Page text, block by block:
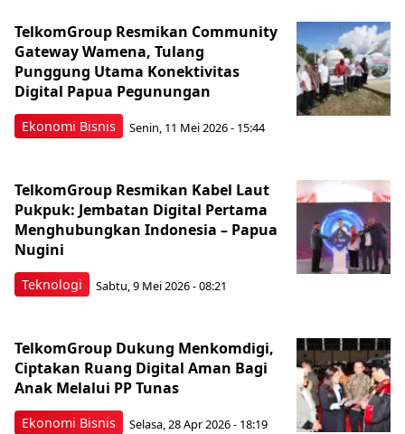
Ekonomi Bisnis
TelkomGroup Resmikan Community
Gateway Wamena, Tulang
Punggung Utama Konektivitas
Digital Papua Pegunungan
Senin, 11 Mei 2026 - 15:44
Teknologi
TelkomGroup Resmikan Kabel Laut
Pukpuk: Jembatan Digital Pertama
Menghubungkan Indonesia – Papua
Nugini
Sabtu, 9 Mei 2026 - 08:21
Ekonomi Bisnis
TelkomGroup Dukung Menkomdigi,
Ciptakan Ruang Digital Aman Bagi
Anak Melalui PP Tunas
Selasa, 28 Apr 2026 - 18:19